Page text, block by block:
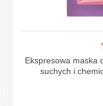
Ekspresowa maska
suchych i